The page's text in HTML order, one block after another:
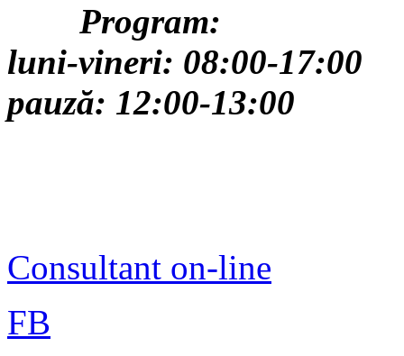
Program:
luni-vineri: 08:00-17:00
pauză: 12:00-13:00
Consultant on-line
FB